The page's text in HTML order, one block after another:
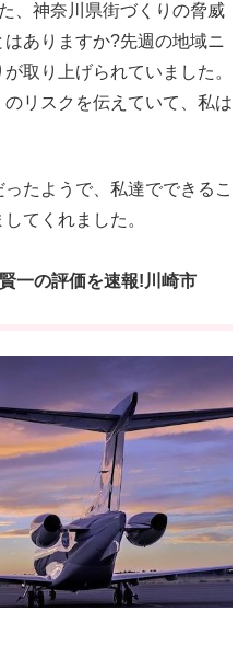
、神奈川県街づくりの脅威
ありますか?先週の地域ニ
取り上げられていました。
リスクを伝えていて、私は
たようで、私達でできるこ
てくれました。
一の評価を速報!川崎市